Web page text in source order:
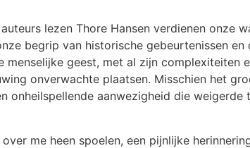
lezen Thore Hansen verdienen onze
begrip van historische gebeurtenissen en
geest, met al zijn complexiteiten
onverwachte plaatsen. Misschien het
aanwezigheid die weigerde
me heen spoelen, een pijnlijke